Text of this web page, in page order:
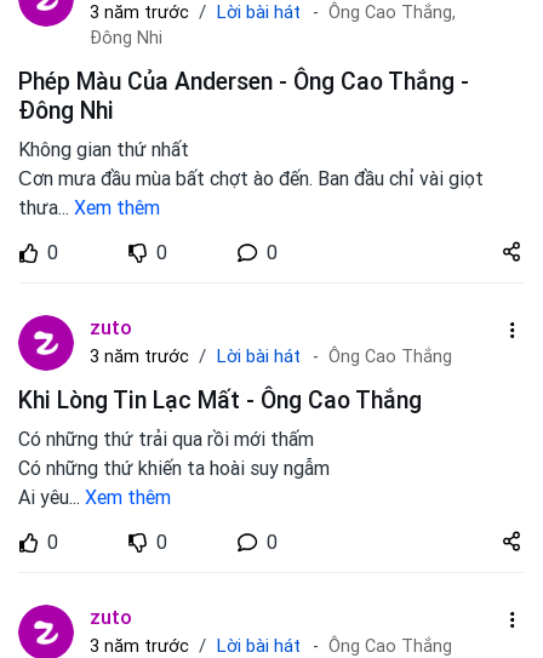
3 năm trước Lời bài hát
Ông Cao Thắng,
Đông Nhi
Phép Màu Của Andersen - Ông Cao Thắng -
Đông Nhi
Không gian thứ nhất
Ϲơn mưa đầu mùa bất chợt ào đến. Ban đầu chỉ vài giọt
thưa... Xem thêm
0
0 0
Share
zuto.vn
zuto
3 năm trước Lời bài hát Ông Cao Thắng
Khi Lòng Tin Lạc Mất - Ông Cao Thắng
Có những thứ trải qua rồi mới thấm
Có những thứ khiến ta hoài suy ngẫm
Ai yêu... Xem thêm
0
0 0
Share
zuto.vn
zuto
3 năm trước Lời bài hát Ông Cao Thắng